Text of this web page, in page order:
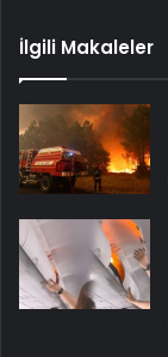
İlgili Makaleler